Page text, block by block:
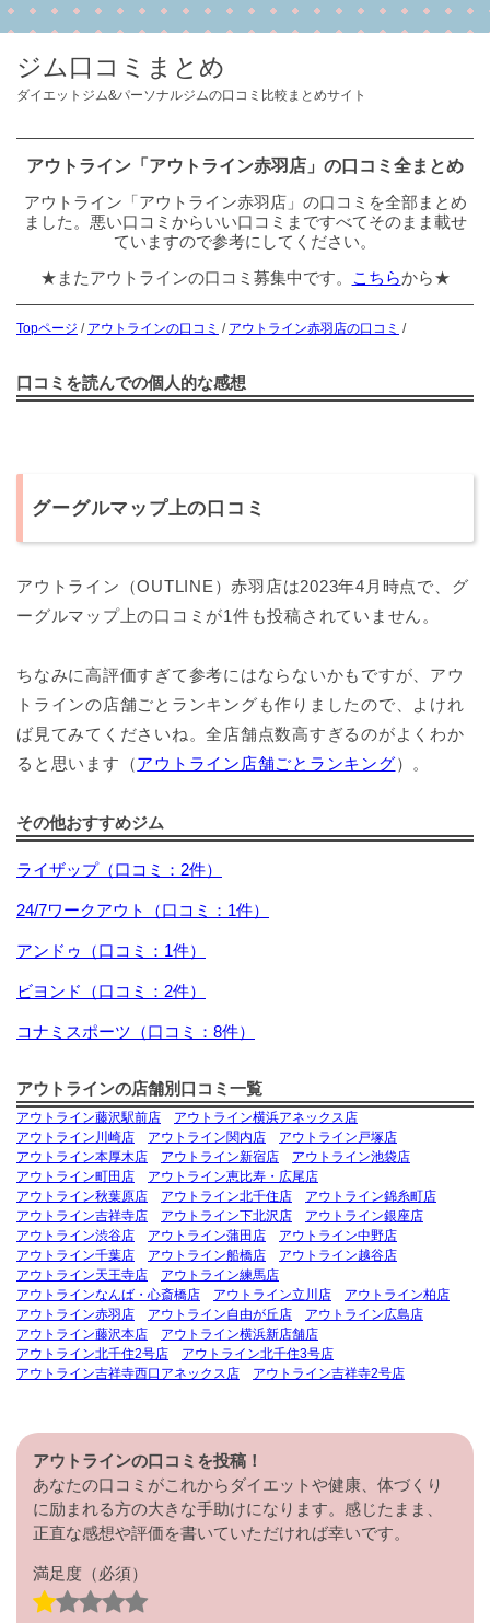
ジム口コミまとめ
ダイエットジム&パーソナルジムの口コミ比較まとめサイト
アウトライン「アウトライン赤羽店」の口コミ全まとめ
アウトライン「アウトライン赤羽店」の口コミを全部まとめ
ました。悪い口コミからいい口コミまですべてそのまま載せ
ていますので参考にしてください。
★またアウトラインの口コミ募集中です。
こちらから★
Topページ / アウトラインの口コミ / アウトライン赤羽店の口コミ /
口コミを読んでの個人的な感想
グーグルマップ上の口コミ
アウトライン（OUTLINE）赤羽店は2023年4月時点で、グ
ーグルマップ上の口コミが1件も投稿されていません。
ちなみに高評価すぎて参考にはならないかもですが、アウ
トラインの店舗ごとランキングも作りましたので、よけれ
ば見てみてくださいね。全店舗点数高すぎるのがよくわか
ると思います（アウトライン店舗ごとランキング）。
その他おすすめジム
ライザップ（口コミ：2件）
24/7ワークアウト（口コミ：1件）
アンドゥ（口コミ：1件）
ビヨンド（口コミ：2件）
コナミスポーツ（口コミ：8件）
アウトラインの店舗別口コミ一覧
アウトライン藤沢駅前店
アウトライン横浜アネックス店
アウトライン川崎店
アウトライン関内店
アウトライン戸塚店
アウトライン本厚木店
アウトライン新宿店
アウトライン池袋店
アウトライン町田店
アウトライン恵比寿・広尾店
アウトライン秋葉原店
アウトライン北千住店
アウトライン錦糸町店
アウトライン吉祥寺店
アウトライン下北沢店
アウトライン銀座店
アウトライン渋谷店
アウトライン蒲田店
アウトライン中野店
アウトライン千葉店
アウトライン船橋店
アウトライン越谷店
アウトライン天王寺店
アウトライン練馬店
アウトラインなんば・心斎橋店
アウトライン立川店
アウトライン柏店
アウトライン赤羽店
アウトライン自由が丘店
アウトライン広島店
アウトライン藤沢本店
アウトライン横浜新店舗店
アウトライン北千住2号店
アウトライン北千住3号店
アウトライン吉祥寺西口アネックス店
アウトライン吉祥寺2号店
アウトラインの口コミを投稿！
あなたの口コミがこれからダイエットや健康、体づくり
に励まれる方の大きな手助けになります。感じたまま、
正直な感想や評価を書いていただければ幸いです。
満足度 （必須）